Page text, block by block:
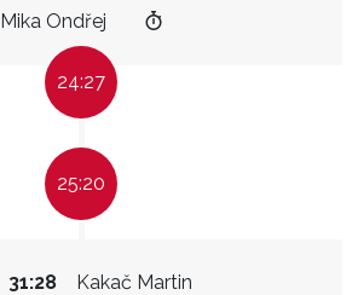
Mika Ondřej
24:27
25:20
Kakač Martin
31:28